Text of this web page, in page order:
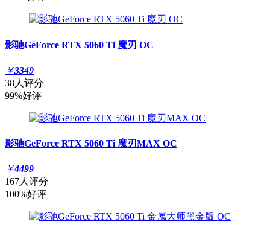
影驰GeForce RTX 5060 Ti 魔刃 OC
￥3349
38人评分
99%好评
影驰GeForce RTX 5060 Ti 魔刃MAX OC
￥4499
167人评分
100%好评